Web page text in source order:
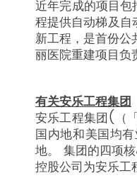
近年完成的项目
程提供自动梯及
新工程，是首份
丽医院重建项目负
有关安乐工程集团
安乐工程集团(（
国内地和美国均
地。 集团的四项
控股公司为安乐工